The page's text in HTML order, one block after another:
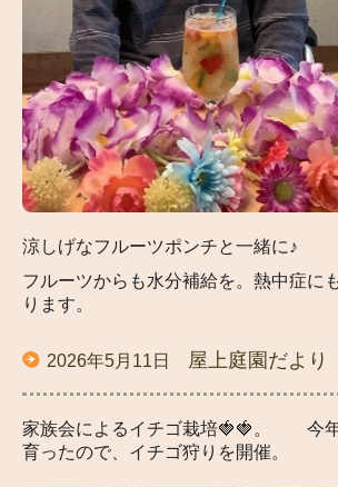
涼しげなフルーツポンチと一緒に♪
フルーツからも水分補給を。熱中症に
ります。
2026年5月11日 屋上庭園だより
家族会によるイチゴ栽培🍓🍓。 今
育ったので、イチゴ狩りを開催。